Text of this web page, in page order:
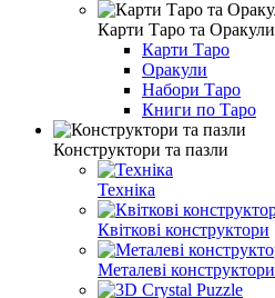
Карти Таро та Оракули
Карти Таро
Оракули
Набори Таро
Книги по Таро
Конструктори та пазли
Техніка
Квіткові конструктори
Металеві конструктори